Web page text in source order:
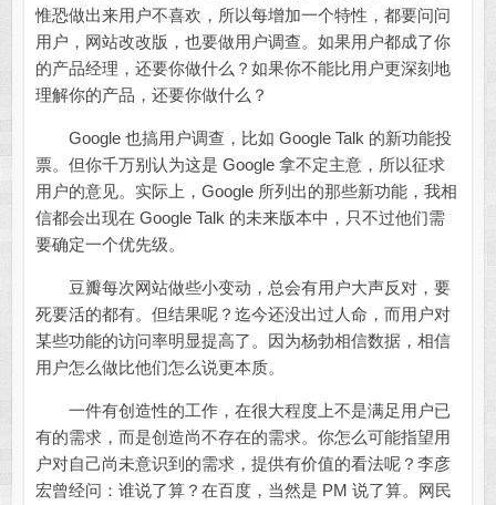
惟恐做出来用户不喜欢，所以每增加一个特性，都要问问
用户，网站改改版，也要做用户调查。如果用户都成了你
的产品经理，还要你做什么？如果你不能比用户更深刻地
理解你的产品，还要你做什么？
Google 也搞用户调查，比如 Google Talk 的新功能投
票。但你千万别认为这是 Google 拿不定主意，所以征求
用户的意见。实际上，Google 所列出的那些新功能，我相
信都会出现在 Google Talk 的未来版本中，只不过他们需
要确定一个优先级。
豆瓣每次网站做些小变动，总会有用户大声反对，要
死要活的都有。但结果呢？迄今还没出过人命，而用户对
某些功能的访问率明显提高了。因为杨勃相信数据，相信
用户怎么做比他们怎么说更本质。
一件有创造性的工作，在很大程度上不是满足用户已
有的需求，而是创造尚不存在的需求。你怎么可能指望用
户对自己尚未意识到的需求，提供有价值的看法呢？李彦
宏曾经问：谁说了算？在百度，当然是 PM 说了算。网民